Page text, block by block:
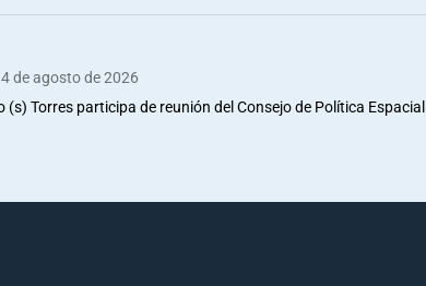
de agosto de 2026
(s) Torres participa de reunión del Consejo de Política Espacial